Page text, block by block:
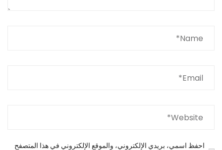
احفظ اسمي، بريدي الإلكتروني، والموقع الإلكتروني في هذا المتصفح